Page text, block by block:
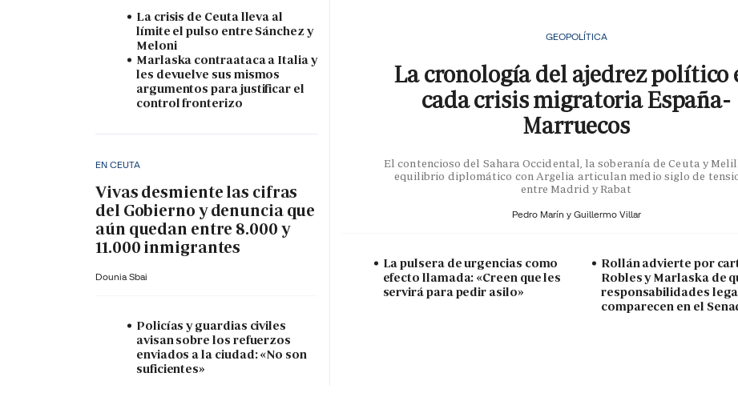
La crisis de Ceuta lleva al
límite el pulso entre Sánchez y
Meloni
Marlaska contraataca a Italia y
les devuelve sus mismos
argumentos para justificar el
control fronterizo
EN CEUTA
Vivas desmiente las cifras
del Gobierno y denuncia que
aún quedan entre 8.000 y
11.000 inmigrantes
Dounia Sbai
Policías y guardias civiles
avisan sobre los refuerzos
enviados a la ciudad: «No son
suficientes»
GEOPOLÍTICA
La cronología del ajedrez político
cada crisis migratoria España-
Marruecos
El contencioso del Sahara Occidental, la soberanía de Ceuta y
equilibrio diplomático con Argelia articulan medio siglo de
entre Madrid y Rabat
Pedro Marín y Guillermo Villar
La pulsera de urgencias como
efecto llamada: «Creen que les
servirá para pedir asilo»
Rollán advierte por
Robles y Marlaska de
responsabilidades
comparecen en el